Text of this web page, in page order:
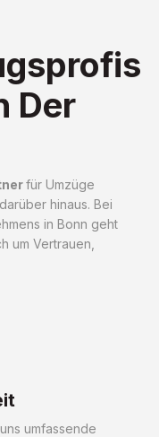
Der
für Umzüge
hinaus. Bei
in Bonn geht
um Vertrauen,
umfassende